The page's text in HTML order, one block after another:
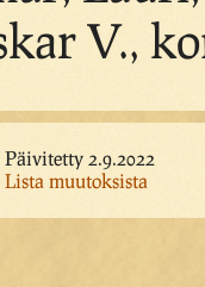
V.,
Päivitetty 2.9.2022
Lista muutoksista